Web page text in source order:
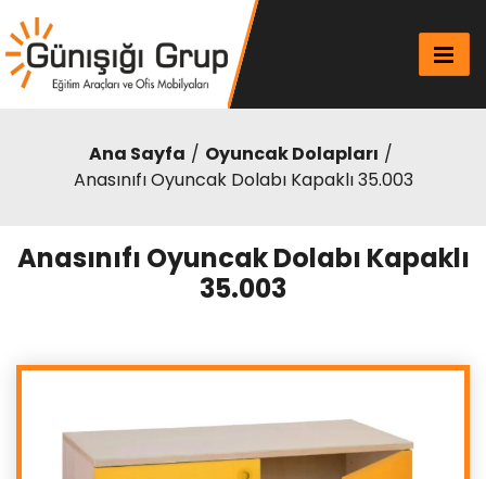
Ana Sayfa
Oyuncak Dolapları
Anasınıfı Oyuncak Dolabı Kapaklı 35.003
Anasınıfı Oyuncak Dolabı Kapaklı
35.003